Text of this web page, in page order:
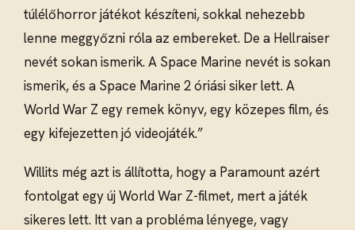
túlélőhorror játékot készíteni, sokkal nehezebb
lenne meggyőzni róla az embereket. De a Hellraiser
nevét sokan ismerik. A Space Marine nevét is sokan
ismerik, és a Space Marine 2 óriási siker lett. A
World War Z egy remek könyv, egy közepes film, és
egy kifejezetten jó videojáték.”
Willits még azt is állította, hogy a Paramount azért
fontolgat egy új World War Z-filmet, mert a játék
sikeres lett. Itt van a probléma lényege, vagy